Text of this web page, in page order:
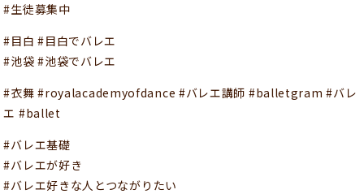
#生徒募集中
#目白 #目白でバレエ
#池袋 #池袋でバレエ
#衣舞 #royalacademyofdance #バレエ講師 #balletgram #バレ
エ #ballet
#バレエ基礎
#バレエが好き
#バレエ好きな人とつながりたい